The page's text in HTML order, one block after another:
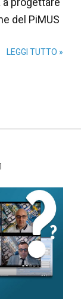
del PiMUS
LEGGI TUTTO »